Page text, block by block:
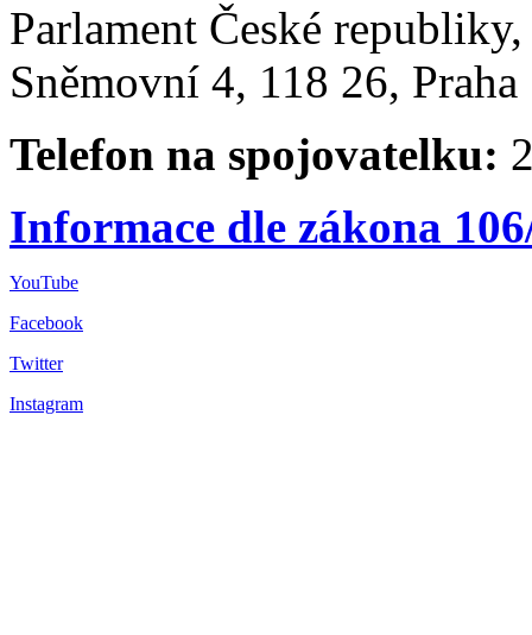
Parlament České
Sněmovní 4, 118 26,
Telefon na spojovatelku:
Informace dle zákona
YouTube
Facebook
Twitter
Instagram